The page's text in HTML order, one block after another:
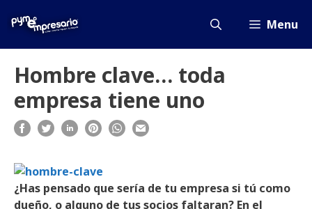
Menu
Hombre clave… toda
empresa tiene uno
¿Has pensado que sería de tu empresa si tú como
dueño, o alguno de tus socios faltaran? En el